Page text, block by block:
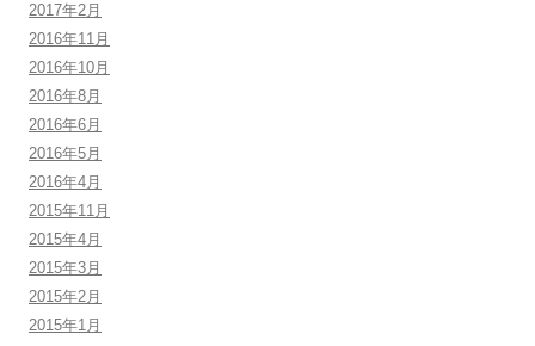
2017年2月
2016年11月
2016年10月
2016年8月
2016年6月
2016年5月
2016年4月
2015年11月
2015年4月
2015年3月
2015年2月
2015年1月